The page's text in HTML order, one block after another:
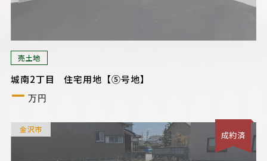
売土地
城南2丁目 住宅用地【⑤号地】
ー 万円
金沢市
成約済